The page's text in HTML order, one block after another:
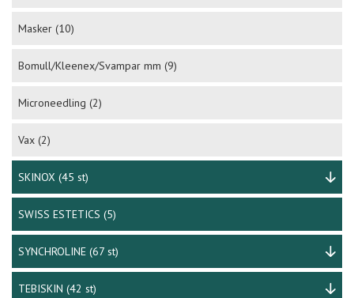
Masker(10)
Bomull/Kleenex/Svampar mm(9)
Microneedling(2)
Vax(2)
SKINOX (45 st)
SWISS ESTETICS(5)
SYNCHROLINE (67 st)
TEBISKIN (42 st)